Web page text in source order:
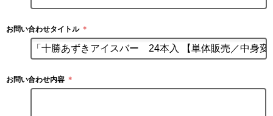
お問い合わせタイトル ＊
お問い合わせ内容 ＊